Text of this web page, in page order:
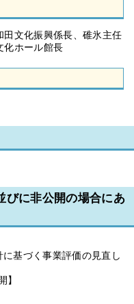
田文化振興係長、碓氷主任
化ホール館長
に非公開の場合にあ
基づく事業評価の見直し